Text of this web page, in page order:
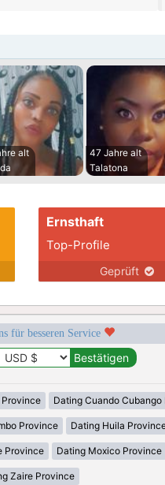
alt
47 Jahre alt
Talatona
Ernsthaft
Top-Profile
Geprüft
für besseren Service
Dating Cuando Cubango
Province Dating Huila
Province Dating Moxico Province
Zaire Province